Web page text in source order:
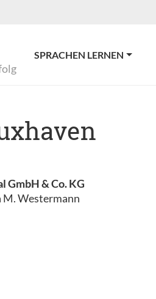
SPRACHEN LERNEN
& Co. KG
Westermann